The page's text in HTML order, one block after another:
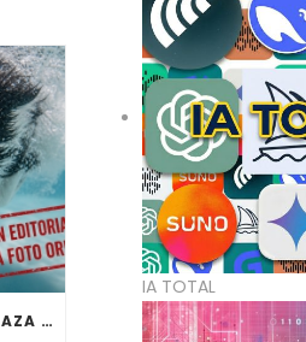
TRIBUNAL ALEMÁN RECHAZA DEMANDA POR DERECHOS DE AUTOR CONTRA CÓMIC CREADO CON IA
IA TOTAL